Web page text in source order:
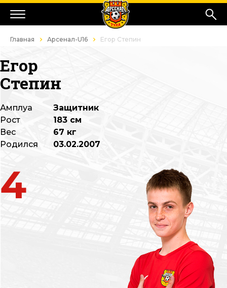
Главная Арсенал-U16 Егор Степин
Егор
Степин
4
Амплуа
Рост
Вес
Родился
Защитник
183 см
67 кг
03.02.2007